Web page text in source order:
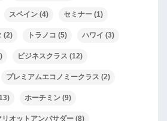
スペイン (4) セミナー (1)
(2) トラノコ (5) ハワイ (3)
ビジネスクラス (12)
プレミアムエコノミークラス (2)
ホーチミン (9)
リオットアンバサダー (8)